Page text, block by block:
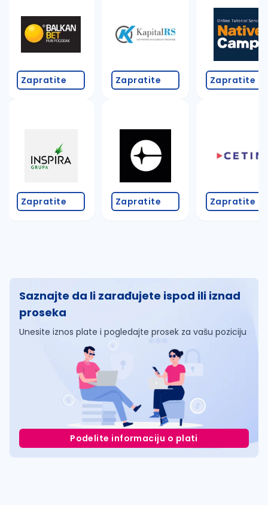
Zapratite
Zapratite
Zapratite
Zapratite
Zapratite
Zapratite
Saznajte da li zarađujete ispod ili iznad
proseka
Unesite iznos plate i pogledajte prosek za vašu poziciju
Podelite informaciju o plati